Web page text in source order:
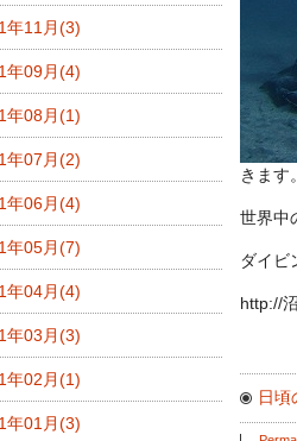
きます
世界中
ダイ
http://
日頃
年11月(3)
年09月(4)
年08月(1)
年07月(2)
年06月(4)
年05月(7)
年04月(4)
年03月(3)
年02月(1)
年01月(3)